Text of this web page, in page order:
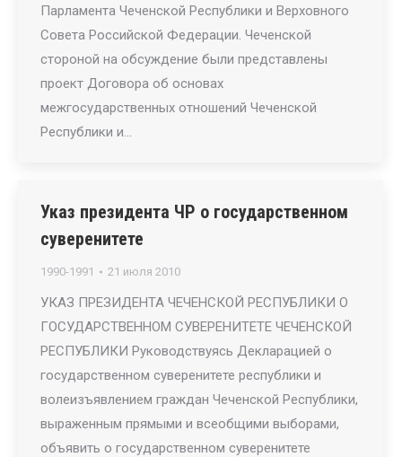
Парламента Чеченской Республики и Верховного
Совета Российской Федерации. Чеченской
стороной на обсуждение были представлены
проект Договора об основах
межгосударственных отношений Чеченской
Республики и…
Указ президента ЧР о государственном
суверенитете
1990-1991 21 июля 2010
УКАЗ ПРЕЗИДЕНТА ЧЕЧЕНСКОЙ РЕСПУБЛИКИ О
ГОСУДАРСТВЕННОМ СУВЕРЕНИТЕТЕ ЧЕЧЕНСКОЙ
РЕСПУБЛИКИ Руководствуясь Декларацией о
государственном суверенитете республики и
волеизъявлением граждан Чеченской Республики,
выраженным прямыми и всеобщими выборами,
объявить о государственном суверенитете